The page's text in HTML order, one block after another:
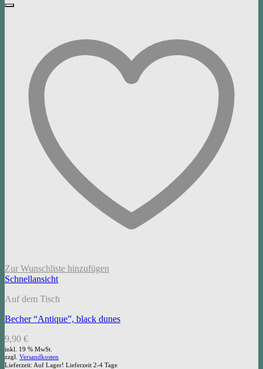
Zur Wunschliste hinzufügen
Schnellansicht
Auf dem Tisch
Becher “Antique”, black dunes
9,90 €
inkl. 19 % MwSt.
zzgl. Versandkosten
Lieferzeit: Auf Lager! Lieferzeit 2-4 Tage